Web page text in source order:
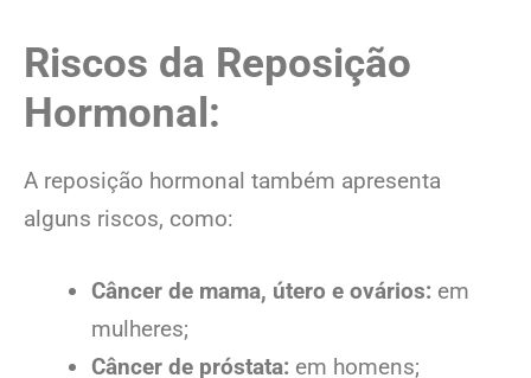
Riscos da Reposição
Hormonal:
A reposição hormonal também apresenta
alguns riscos, como:
Câncer de mama, útero e ovários: em
mulheres;
Câncer de próstata: em homens;